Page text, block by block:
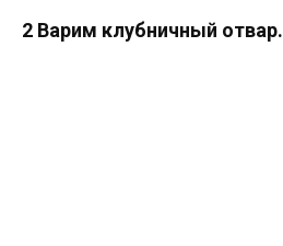
2 Варим клубничный отвар.